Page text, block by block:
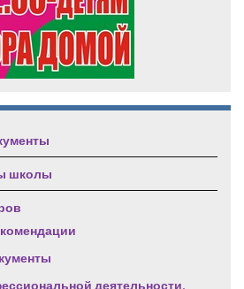
школы
деятельности,